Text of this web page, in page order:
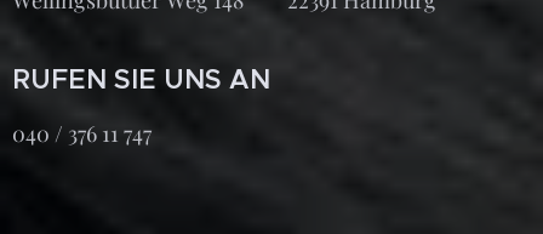
RUFEN SIE UNS AN
040 / 376 11 747